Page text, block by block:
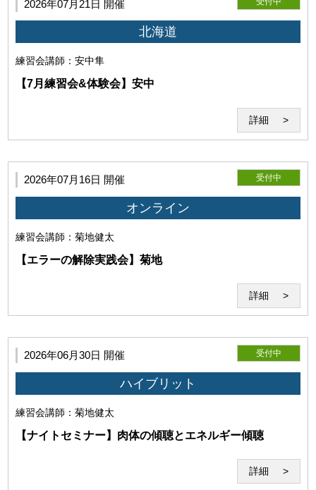
本サービスはWeb会議システム「Zoom」のインターネット
サービスを利用して提供されます。事前にダウンロードが必
要となります。
(1)本サービスの利用環境
2026年07月21日 開催
北海道
練習会講師：安中隼
【7月練習会&体験会】安中
詳細
2026年07月16日 開催 受付中
オンライン
練習会講師：菊地健太
【エラーの解除実践会】菊地
詳細
2026年06月30日 開催 受付中
ハイブリット
練習会講師：菊地健太
【ナイトセミナー】肉体の傾聴とエネルギー傾聴
詳細